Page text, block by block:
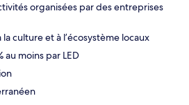
organisées par des entreprises
la culture et à l’écosystème locaux
au moins par LED